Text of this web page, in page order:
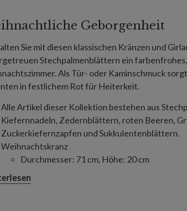
Geborgenheit
Sie mit diesen klassischen Kränzen und
Stechpalmenblättern ein
Als Tür- oder Kaminschmuck
in festlichem Rot für Heiterkeit.
Alle Artikel dieser Kollektion bestehen aus
Kiefernnadeln, Zedernblättern, roten Beeren,
Zuckerkiefernzapfen und Sukkulentenblättern.
Weihnachtskranz
Durchmesser: 71 cm, Höhe: 20 cm
Girlande